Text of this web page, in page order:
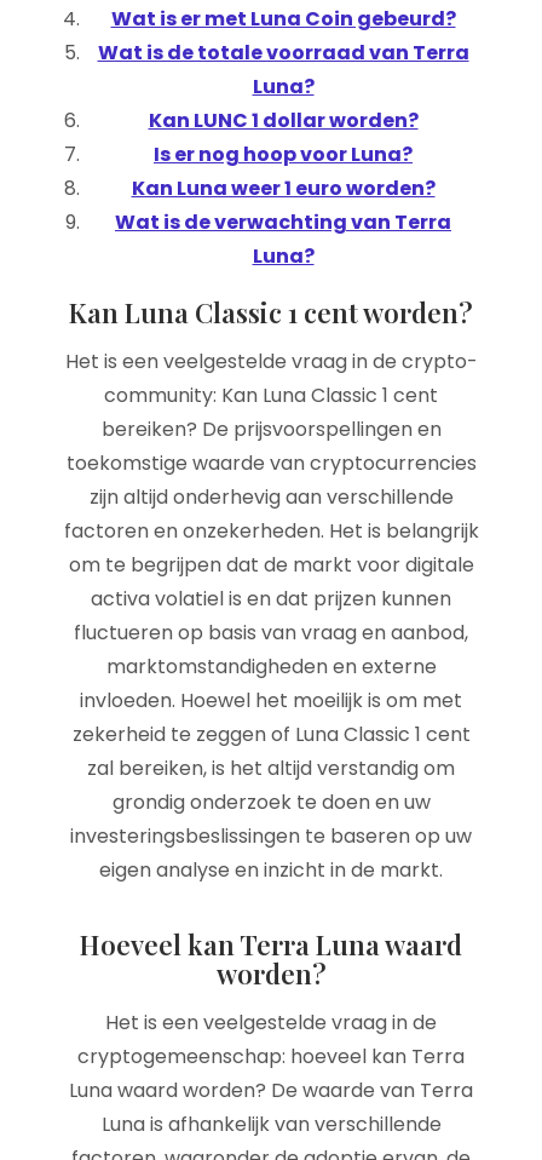
Wat is er met Luna Coin gebeurd?
Wat is de totale voorraad van Terra
Luna?
Kan LUNC 1 dollar worden?
Is er nog hoop voor Luna?
Kan Luna weer 1 euro worden?
Wat is de verwachting van Terra
Luna?
Kan Luna Classic 1 cent worden?
Het is een veelgestelde vraag in de crypto-
community: Kan Luna Classic 1 cent
bereiken? De prijsvoorspellingen en
toekomstige waarde van cryptocurrencies
zijn altijd onderhevig aan verschillende
factoren en onzekerheden. Het is belangrijk
om te begrijpen dat de markt voor digitale
activa volatiel is en dat prijzen kunnen
fluctueren op basis van vraag en aanbod,
marktomstandigheden en externe
invloeden. Hoewel het moeilijk is om met
zekerheid te zeggen of Luna Classic 1 cent
zal bereiken, is het altijd verstandig om
grondig onderzoek te doen en uw
investeringsbeslissingen te baseren op uw
eigen analyse en inzicht in de markt.
Hoeveel kan Terra Luna waard
worden?
Het is een veelgestelde vraag in de
cryptogemeenschap: hoeveel kan Terra
Luna waard worden? De waarde van Terra
Luna is afhankelijk van verschillende